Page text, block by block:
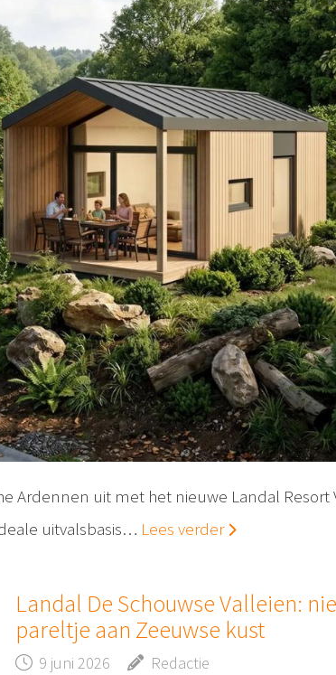
Ardennen uit met het nieuwe Landal Resort
uitvalsbasis… Lees verder
Landal De Schouwse Valleien:
pareltje aan Zeeuwse kust
9 juni 2026
Redactie